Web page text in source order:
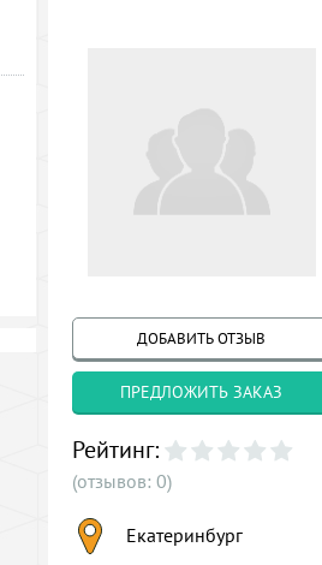
ДОБАВИТЬ ОТЗЫВ
ПРЕДЛОЖИТЬ ЗАКАЗ
Рейтинг:
(отзывов: 0)
Екатеринбург